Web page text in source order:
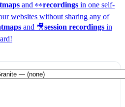
and 👀recordings in one self-
websites without sharing any of
and 🎥session recordings in